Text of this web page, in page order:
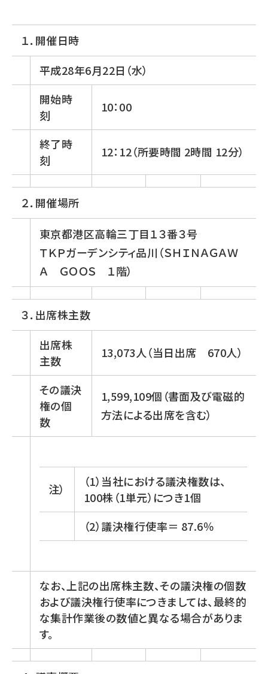
１．開催日時
平成28年6月22日（水）
開始時
刻
10：00
終了時
刻
12：12（所要時間 2時間 12分）
２．開催場所
東京都港区高輪三丁目１３番３号
ＴＫＰガーデンシティ品川（ＳＨＩＮＡＧＡＷ
Ａ ＧＯＯＳ １階）
３．出席株主数
出席株
主数
13,073人（当日出席 670人）
その議決
権の個
数
1,599,109個（書面及び電磁的
方法による出席を含む）
注）
（1）当社における議決権数は、
100株（1単元）につき1個
（2）議決権行使率＝ 87.6％
なお、上記の出席株主数、その議決権の個数
および議決権行使率につきましては、最終的
な集計作業後の数値と異なる場合がありま
す。